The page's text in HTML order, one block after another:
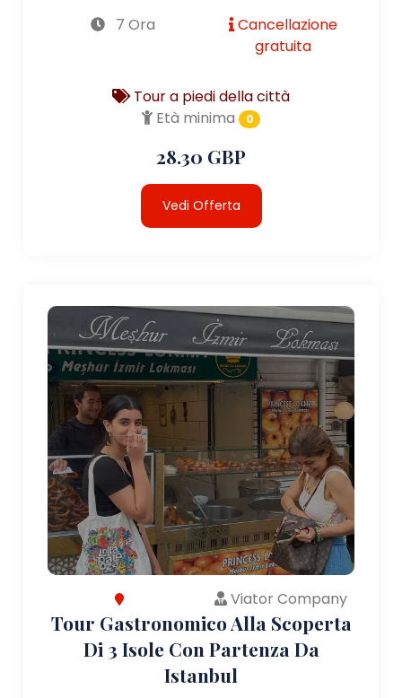
7 Ora
Cancellazione
gratuita
Tour a piedi della città
Età minima
0
28.30 GBP
Vedi Offerta
Viator Company
Tour Gastronomico Alla Scoperta
Di 3 Isole Con Partenza Da
Istanbul